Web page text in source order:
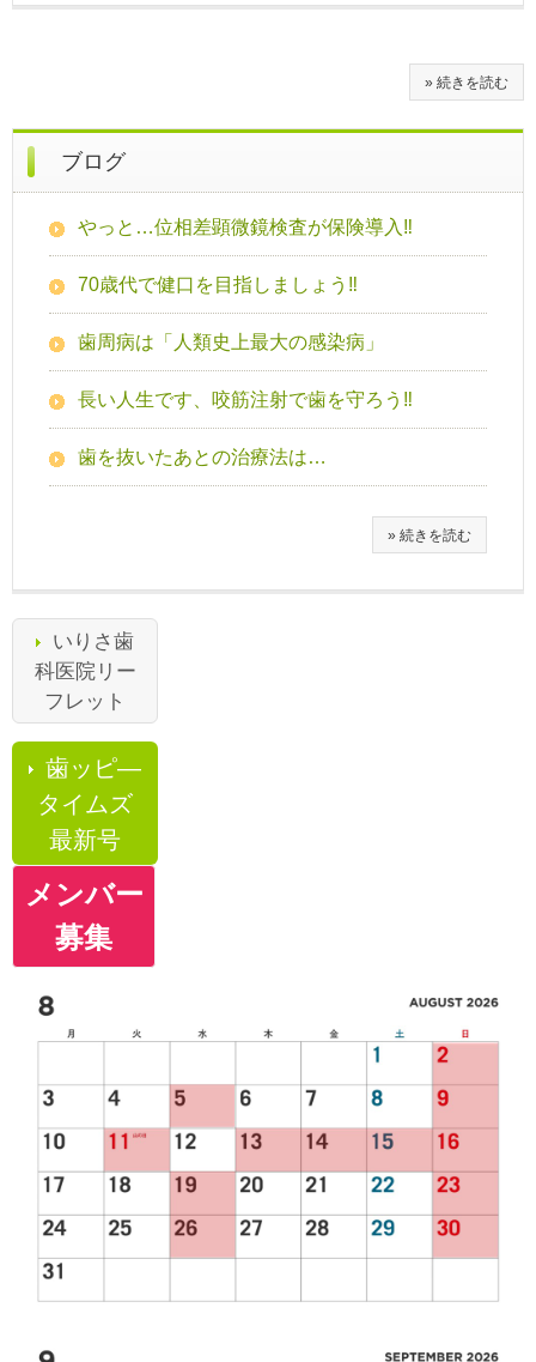
» 続きを読む
ブログ
やっと…位相差顕微鏡検査が保険導入‼
70歳代で健口を目指しましょう‼
歯周病は「人類史上最大の感染病」
長い人生です、咬筋注射で歯を守ろう‼
歯を抜いたあとの治療法は…
» 続きを読む
いりさ歯
科医院リー
フレット
歯ッピ―
タイムズ
最新号
メンバー
募集